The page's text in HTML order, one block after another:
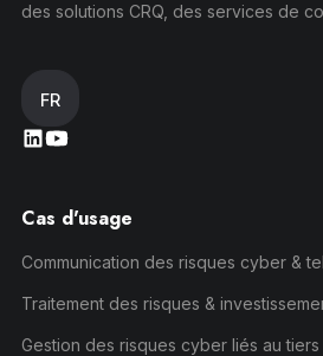
des solutions CRQ, des services de
FR
Cas d'usage
Communication des risques cyber &
Traitement des risques &
Gestion des risques cyber liés au tiers